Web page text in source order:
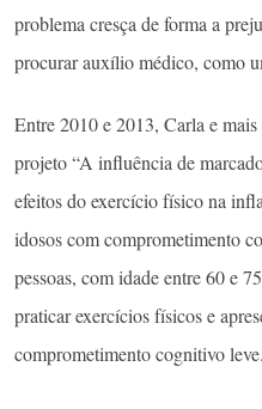
problema cresça de forma a
procurar auxílio médico, como
Entre 2010 e 2013, Carla e
projeto “A influência de
efeitos do exercício físico na
idosos com comprometimento
pessoas, com idade entre 60 e
praticar exercícios físicos e
comprometimento cognitivo leve.